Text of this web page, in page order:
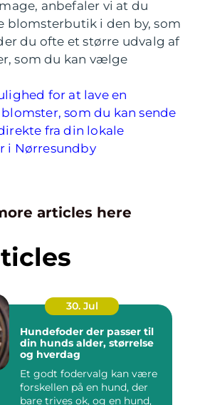
anbefaler vi at du
blomsterbutik i den by, som
du ofte et større udvalg af
som du kan vælge
for at lave en
som du kan sende
fra din lokale
i Nørresundby
articles here
30. Jul
Hundefoder der passer til
din hunds alder, størrelse
og hverdag
Et godt fodervalg kan være
forskellen på en hund, der
bare trives ok, og en hund,